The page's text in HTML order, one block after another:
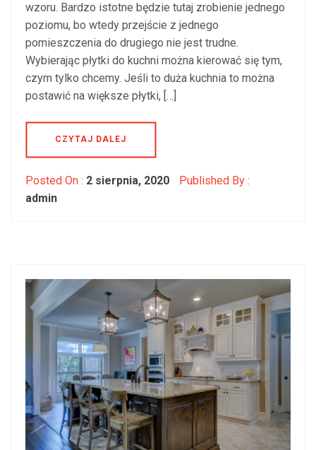
wzoru. Bardzo istotne będzie tutaj zrobienie jednego
poziomu, bo wtedy przejście z jednego
pomieszczenia do drugiego nie jest trudne.
Wybierając płytki do kuchni można kierować się tym,
czym tylko chcemy. Jeśli to duża kuchnia to można
postawić na większe płytki, […]
CZYTAJ DALEJ
Posted On : 2 sierpnia, 2020
Published By :
admin